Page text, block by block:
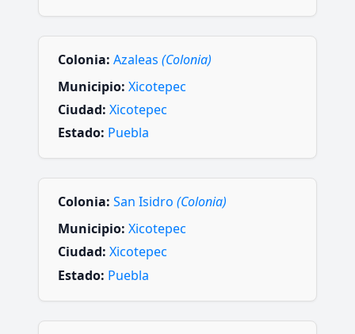
Colonia: Azaleas (Colonia)
Municipio: Xicotepec
Ciudad: Xicotepec
Estado: Puebla
Colonia: San Isidro (Colonia)
Municipio: Xicotepec
Ciudad: Xicotepec
Estado: Puebla